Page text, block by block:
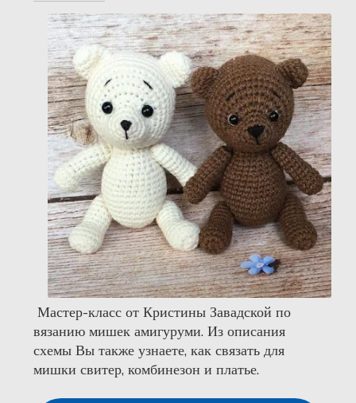
Мастер-класс от Кристины Завадской по
вязанию мишек амигуруми. Из описания
схемы Вы также узнаете, как связать для
мишки свитер, комбинезон и платье.